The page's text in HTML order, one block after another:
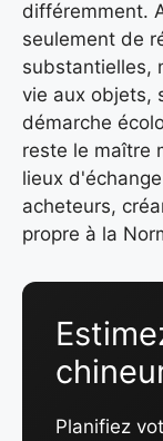
différemment.
seulement de
substantielles,
vie aux objets,
démarche
reste le maître
lieux
acheteurs,
propre à la
Planifiez